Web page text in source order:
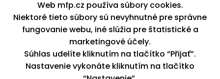
K stiahnutiu
Blog
Kontakt
Kariéra
XML feed
Web mfp.cz používa súbory cookies.
Niektoré tieto súbory sú nevyhnutné pre správne
fungovanie webu, iné slúžia pre štatistické a
marketingové účely.
Súhlas udelíte kliknutím na tlačítko “Přijať”.
Nastavenie vykonáte kliknutím na tlačítko